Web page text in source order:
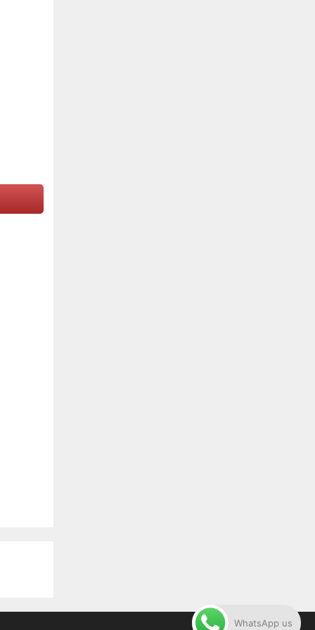
WhatsApp us